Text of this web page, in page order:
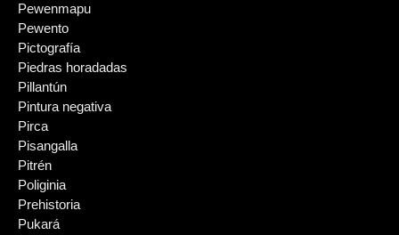
Pewenmapu
Pewento
Pictografía
Piedras horadadas
Pillantún
Pintura negativa
Pirca
Pisangalla
Pitrén
Poliginia
Prehistoria
Pukará